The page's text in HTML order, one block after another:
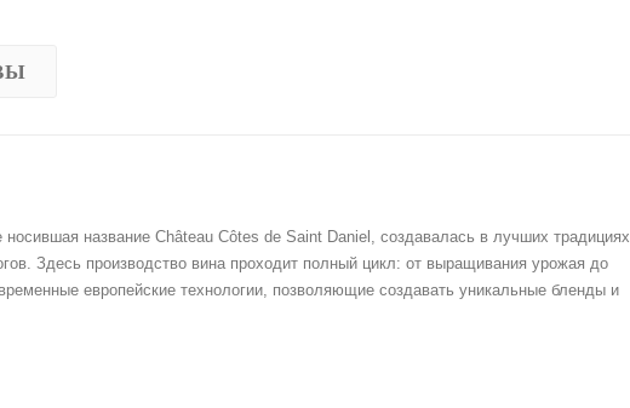
название Château Côtes de Saint Daniel, создавалась в лучших традициях
Здесь производство вина проходит полный цикл: от выращивания урожая до
европейские технологии, позволяющие создавать уникальные бленды и